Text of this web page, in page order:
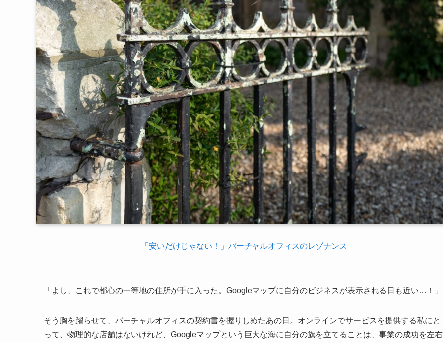
「安いだけじゃない！」バーチャルオフィスのレゾナンス
「よし、これで都心の一等地の住所が手に入った。Googleマップに自分のビジネスが表示される日も近い…！」
そう胸を躍らせて、バーチャルオフィスの契約書を握りしめたあの日。オンラインでサービスを提供する私にと
って、物理的な店舗はないけれど、Googleマップという巨大な海に自分の旗を立てることは、事業の成功を左右